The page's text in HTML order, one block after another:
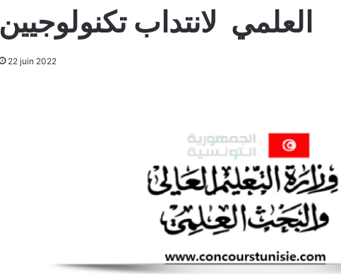
العلمي لانتداب تكنولوجيين
22 juin 2022